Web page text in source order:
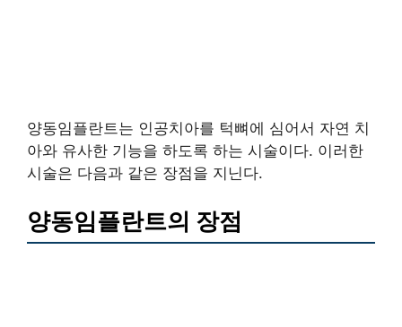
양동임플란트는 인공치아를 턱뼈에 심어서 자연 치
아와 유사한 기능을 하도록 하는 시술이다. 이러한
시술은 다음과 같은 장점을 지닌다.
양동임플란트의 장점